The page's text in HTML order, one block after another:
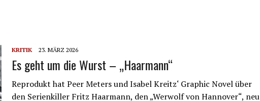
KRITIK 23. MÄRZ 2026
Es geht um die Wurst – „Haarmann“
Reprodukt hat Peer Meters und Isabel Kreitz‘ Graphic Novel über
den Serienkiller Fritz Haarmann, den „Werwolf von Hannover“, neu